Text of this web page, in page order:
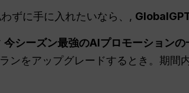
ずに手に入れたいなら、,
今シーズン最強のAIプロモーション
ンをアップグレードするとき。期間